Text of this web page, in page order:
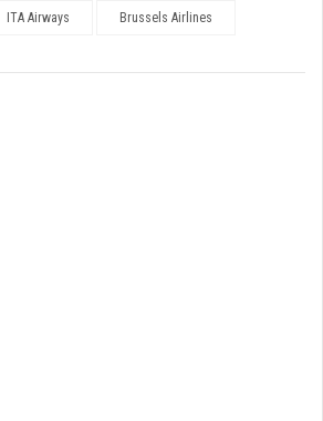
ITA Airways Brussels Airlines